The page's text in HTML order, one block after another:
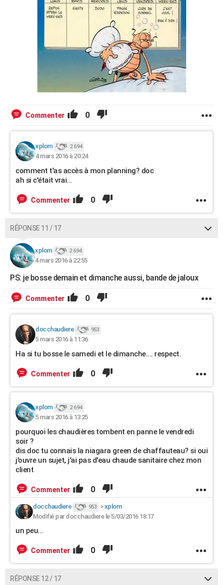
Commenter 0
xplom 2 694
4 mars 2016 à 20:24
comment t'as accès à mon planning? doc
ah si c'était vrai...
Commenter 0
RÉPONSE 11 / 17
xplom 2 694
4 mars 2016 à 22:55
PS: je bosse demain et dimanche aussi, bande de jaloux
Commenter 0
docchaudiere 953
5 mars 2016 à 11:36
Ha si tu bosse le samedi et le dimanche.... respect.
Commenter 0
xplom 2 694
5 mars 2016 à 13:25
pourquoi les chaudières tombent en panne le vendredi
soir ?
dis doc tu connais la niagara green de chaffauteau? si oui
j'ouvre un sujet, j'ai pas d'eau chaude sanitaire chez mon
client
Commenter 0
docchaudiere 953 >xplom
Modifié par docchaudiere le 5/03/2016 18:17
un peu...
Commenter 0
RÉPONSE 12 / 17